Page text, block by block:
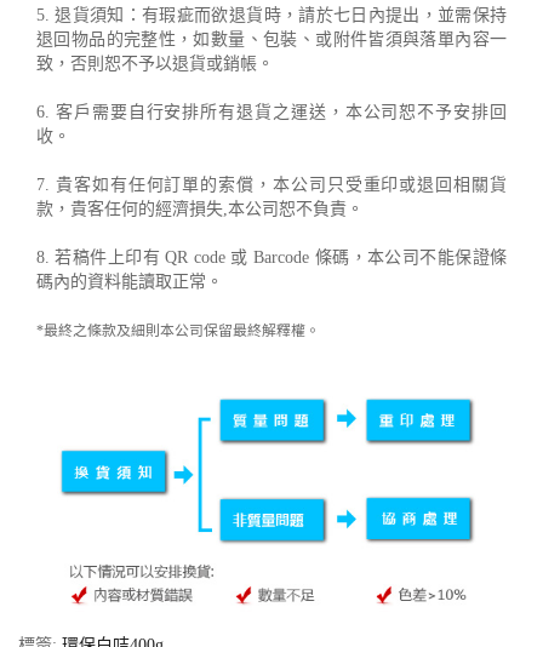
5. 退貨須知：有瑕疵而欲退貨時，請於七日內提出，並需保持
退回物品的完整性，如數量、包裝、或附件皆須與落單內容一
致，否則恕不予以退貨或銷帳。
6. 客戶需要自行安排所有退貨之運送，本公司恕不予安排回
收。
7. 貴客如有任何訂單的索償，本公司只受重印或退回相關貨
款，貴客任何的經濟損失,本公司恕不負責。
8. 若稿件上印有 QR code 或 Barcode 條碼，本公司不能保證條
碼內的資料能讀取正常。
*最終之條款及細則本公司保留最終解釋權。